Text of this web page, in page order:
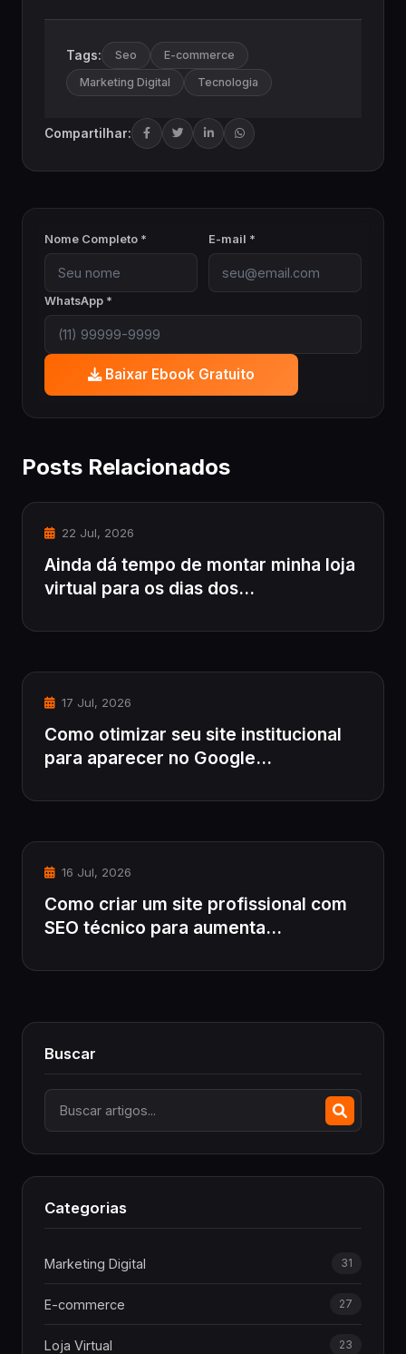
Tags: Seo
E-commerce
Marketing Digital
Tecnologia
Compartilhar:
Nome Completo * E-mail *
WhatsApp *
Baixar Ebook Gratuito
Posts Relacionados
22 Jul, 2026
Ainda dá tempo de montar minha loja
virtual para os dias dos...
17 Jul, 2026
Como otimizar seu site institucional
para aparecer no Google...
16 Jul, 2026
Como criar um site profissional com
SEO técnico para aumenta...
Buscar
Categorias
Marketing Digital 31
E-commerce 27
Loja Virtual 23